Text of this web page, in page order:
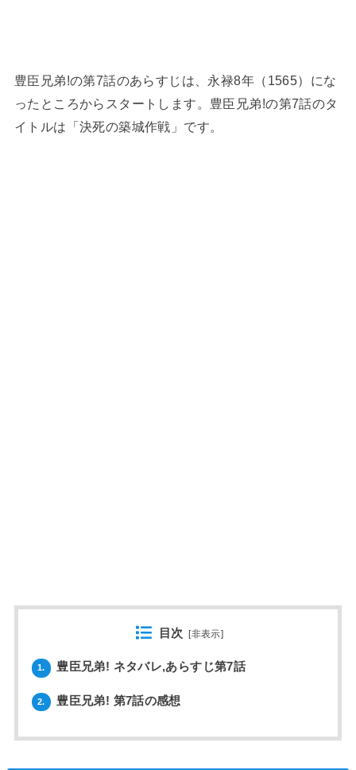
豊臣兄弟!の第7話のあらすじは、永禄8年（1565）にな
ったところからスタートします。豊臣兄弟!の第7話のタ
イトルは「決死の築城作戦」です。
目次 [非表示]
1. 豊臣兄弟! ネタバレ,あらすじ第7話
2. 豊臣兄弟! 第7話の感想